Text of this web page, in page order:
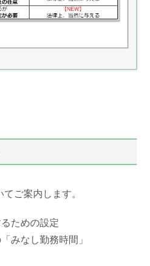
ご案内します。
ための設定
みなし勤務時間」